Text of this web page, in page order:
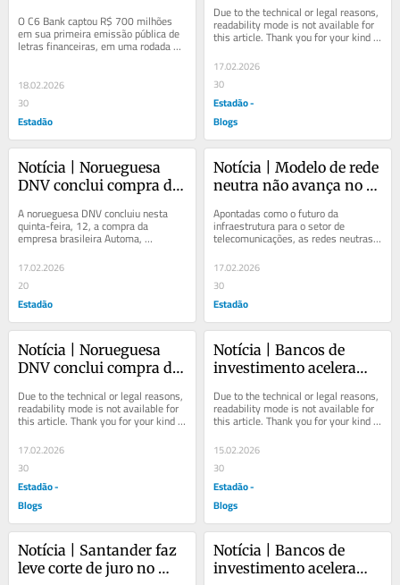
financeiras, com forte
demanda
O C6 Bank captou R$ 700 milhões
em sua primeira emissão pública de
letras financeiras, em uma rodada
divida em duas séries. A operação
18.02.2026
30
Estadão
atrás
Due to the technical or legal reasons,
readability mode is not available for
this article. Thank you for your kind
17.02.2026
30
Estadão -
Blogs
Notícia | Norueguesa
DNV conclui compra da
planeja crescimento
acelerado
A norueguesa DNV concluiu nesta
quinta-feira, 12, a compra da
empresa brasileira Automa,
especializada no desenvolvimento de
softwares para gestão,...
17.02.2026
20
Estadão
Notícia | Modelo de rede
neutra não avança no
atrás
Apontadas como o futuro da
infraestrutura para o setor de
telecomunicações, as redes neutras
não prosperaram como esperado.
Hoje, restam apenas...
17.02.2026
30
Estadão
Notícia | Norueguesa
DNV conclui compra da
planeja crescimento
acelerado
Due to the technical or legal reasons,
readability mode is not available for
this article. Thank you for your kind
17.02.2026
30
Estadão -
Blogs
Notícia | Bancos de
investimento aceleram
em destaque
Due to the technical or legal reasons,
readability mode is not available for
this article. Thank you for your kind
15.02.2026
30
Estadão -
Blogs
Notícia | Santander faz
leve corte de juro no
Notícia | Bancos de
investimento aceleram